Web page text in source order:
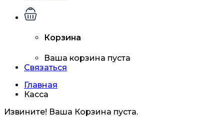
Корзина
Ваша корзина пуста
Связаться
Главная
Касса
Извините! Ваша Корзина пуста.